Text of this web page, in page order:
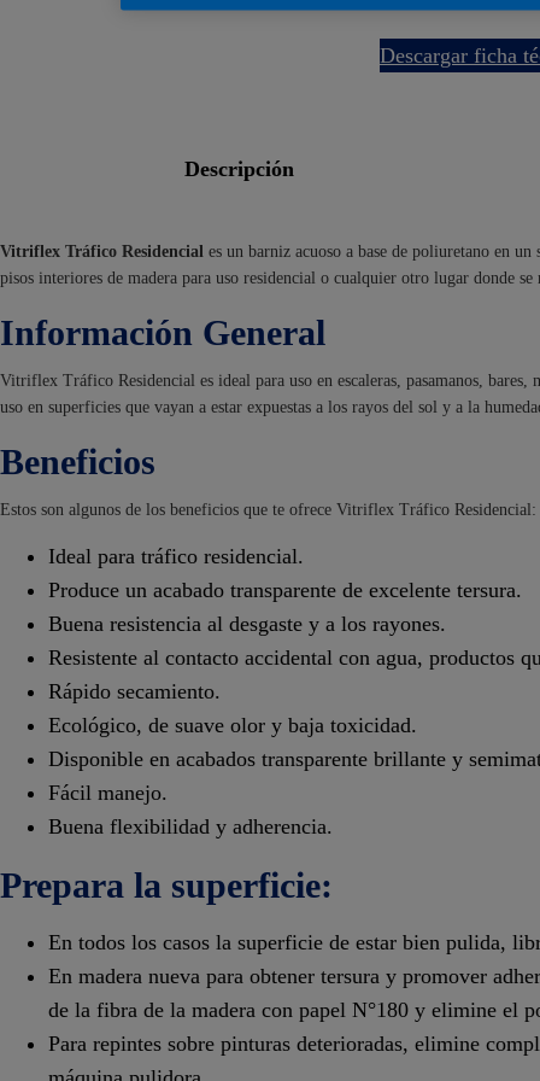
descargar ficha
descripción
Vitriflex Tráfico Residencial es un barniz acuoso a base de poliuretano en
pisos interiores de madera para uso residencial o cualquier otro lugar donde se
Información General
Vitriflex Tráfico Residencial es ideal para uso en escaleras, pasamanos,
uso en superficies que vayan a estar expuestas a los rayos del sol y a la
Beneficios
Estos son algunos de los beneficios que te ofrece Vitriflex Tráfico Residencial:
Ideal para tráfico residencial.
Produce un acabado transparente de excelente tersura.
Buena resistencia al desgaste y a los rayones.
Resistente al contacto accidental con agua, productos
Rápido secamiento.
Ecológico, de suave olor y baja toxicidad.
Disponible en acabados transparente brillante y
Fácil manejo.
Buena flexibilidad y adherencia.
Prepara la superficie:
En todos los casos la superficie de estar bien pulida,
En madera nueva para obtener tersura y promover
de la fibra de la madera con papel N°180 y elimine el
Para repintes sobre pinturas deterioradas, elimine